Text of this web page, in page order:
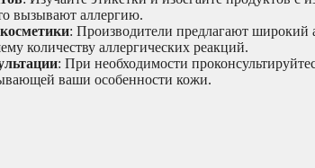
вызывают аллергию.
: Производители предлагают широкий
количеству аллергических реакций.
: При необходимости
ваши особенности кожи.